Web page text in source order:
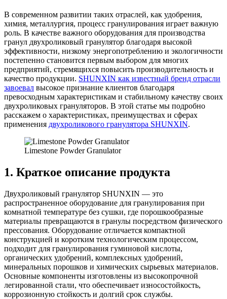
В современном развитии таких отраслей, как удобрения,
химия, металлургия, процесс гранулирования играет важную
роль. В качестве важного оборудования для производства
гранул двухроликовый гранулятор благодаря высокой
эффективности, низкому энергопотреблению и экологичности
постепенно становится первым выбором для многих
предприятий, стремящихся повысить производительность и
качество продукции. SHUNXIN как известный бренд отрасли
завоевал высокое признание клиентов благодаря
превосходным характеристикам и стабильному качеству своих
двухроликовых грануляторов. В этой статье мы подробно
расскажем о характеристиках, преимуществах и сферах
применения двухроликового гранулятора SHUNXIN.
Limestone Powder Granulator
1. Краткое описание продукта
Двухроликовый гранулятор SHUNXIN — это
распространенное оборудование для гранулирования при
комнатной температуре без сушки, где порошкообразные
материалы превращаются в гранулы посредством физического
прессования. Оборудование отличается компактной
конструкцией и коротким технологическим процессом,
подходит для гранулирования гуминовой кислоты,
органических удобрений, комплексных удобрений,
минеральных порошков и химических сырьевых материалов.
Основные компоненты изготовлены из высокопрочной
легированной стали, что обеспечивает износостойкость,
коррозионную стойкость и долгий срок службы.